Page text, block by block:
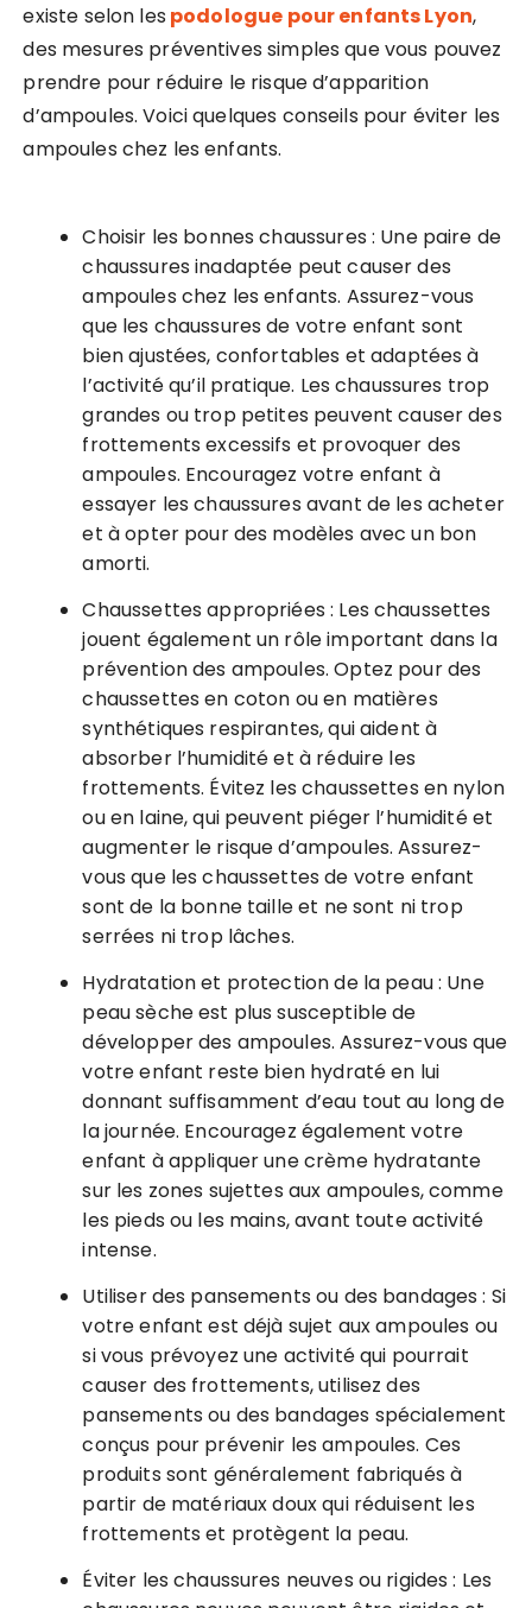
existe selon les podologue pour enfants Lyon,
des mesures préventives simples que vous pouvez
prendre pour réduire le risque d’apparition
d’ampoules. Voici quelques conseils pour éviter les
ampoules chez les enfants.
Choisir les bonnes chaussures : Une paire de
chaussures inadaptée peut causer des
ampoules chez les enfants. Assurez-vous
que les chaussures de votre enfant sont
bien ajustées, confortables et adaptées à
l’activité qu’il pratique. Les chaussures trop
grandes ou trop petites peuvent causer des
frottements excessifs et provoquer des
ampoules. Encouragez votre enfant à
essayer les chaussures avant de les acheter
et à opter pour des modèles avec un bon
amorti.
Chaussettes appropriées : Les chaussettes
jouent également un rôle important dans la
prévention des ampoules. Optez pour des
chaussettes en coton ou en matières
synthétiques respirantes, qui aident à
absorber l’humidité et à réduire les
frottements. Évitez les chaussettes en nylon
ou en laine, qui peuvent piéger l’humidité et
augmenter le risque d’ampoules. Assurez-
vous que les chaussettes de votre enfant
sont de la bonne taille et ne sont ni trop
serrées ni trop lâches.
Hydratation et protection de la peau : Une
peau sèche est plus susceptible de
développer des ampoules. Assurez-vous que
votre enfant reste bien hydraté en lui
donnant suffisamment d’eau tout au long de
la journée. Encouragez également votre
enfant à appliquer une crème hydratante
sur les zones sujettes aux ampoules, comme
les pieds ou les mains, avant toute activité
intense.
Utiliser des pansements ou des bandages : Si
votre enfant est déjà sujet aux ampoules ou
si vous prévoyez une activité qui pourrait
causer des frottements, utilisez des
pansements ou des bandages spécialement
conçus pour prévenir les ampoules. Ces
produits sont généralement fabriqués à
partir de matériaux doux qui réduisent les
frottements et protègent la peau.
Éviter les chaussures neuves ou rigides : Les